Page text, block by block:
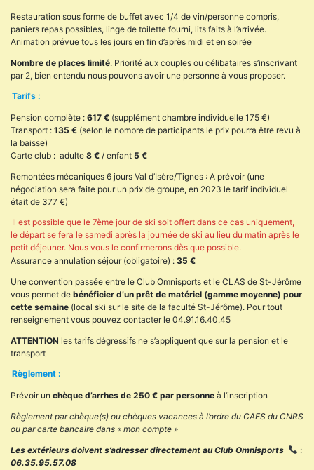
Restauration sous forme de buffet avec 1/4 de vin/personne compris,
paniers repas possibles, linge de toilette fourni, lits faits à l’arrivée.
Animation prévue tous les jours en fin d’après midi et en soirée
Nombre de places limité. Priorité aux couples ou célibataires s’inscrivant
par 2, bien entendu nous pouvons avoir une personne à vous proposer.
Tarifs :
Pension complète : 617 € (supplément chambre individuelle 175 €)
Transport : 135 € (selon le nombre de participants le prix pourra être revu à
la baisse)
Carte club : adulte 8 € / enfant 5 €
Remontées mécaniques 6 jours Val d’Isère/Tignes : A prévoir (une
négociation sera faite pour un prix de groupe, en 2023 le tarif individuel
était de 377 €)
Il est possible que le 7ème jour de ski soit offert dans ce cas uniquement,
le départ se fera le samedi après la journée de ski au lieu du matin après le
petit déjeuner. Nous vous le confirmerons dès que possible.
Assurance annulation séjour (obligatoire) : 35 €
Une convention passée entre le Club Omnisports et le CLAS de St-Jérôme
vous permet de bénéficier d’un prêt de matériel (gamme moyenne) pour
cette semaine (local ski sur le site de la faculté St-Jérôme). Pour tout
renseignement vous pouvez contacter le 04.91.16.40.45
ATTENTION les tarifs dégressifs ne s’appliquent que sur la pension et le
transport
Règlement :
Prévoir un chèque d’arrhes de 250 € par personne à l’inscription
Règlement par chèque(s) ou chèques vacances à l’ordre du CAES du CNRS
ou par carte bancaire dans « mon compte »
Les extérieurs doivent s’adresser directement au Club Omnisports
:
06.35.95.57.08